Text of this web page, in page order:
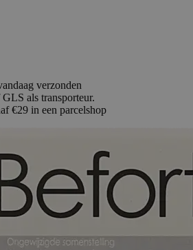
verzonden
als transporteur.
€29 in een parcelshop